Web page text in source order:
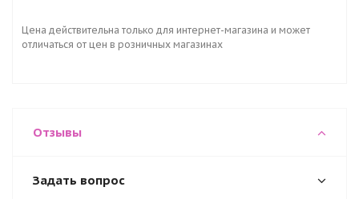
Цена действительна только для интернет-магазина и может
отличаться от цен в розничных магазинах
Отзывы
Задать вопрос